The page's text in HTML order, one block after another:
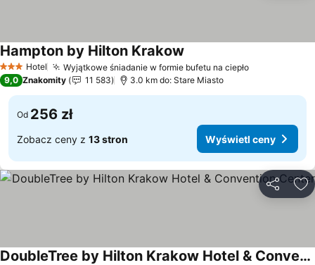
3 Kategoria
Hotel Wyjątkowe śniadanie w formie bufetu na ciepło
Hampton by Hilton Krakow
9,0 Znakomity 11 583 3.0 km do: Stare Miasto
Od 256 zł
Zobacz ceny z 13 stron Wyświetl ceny
DoubleTree by Hilton Krakow Hotel & Convention Center